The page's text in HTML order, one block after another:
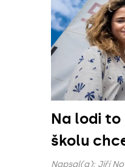
Na lodi
školu
Napsal(a): Jiří